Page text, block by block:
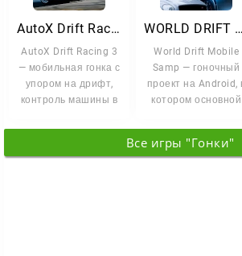
AutoX Drift Racing 3
AutoX Drift Racing 3
— мобильная гонка с
упором на дрифт,
контроль машины в
WORLD DRIFT MOBILE SAMP
World Drift Mobile
Samp — гоночный
проект на Android,
котором основной
дрифте,
Все игры "Гонки"